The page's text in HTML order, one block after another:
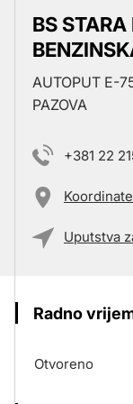
BS
AUTOPUT E-
PAZOVA
+381 22
Uputstva
Radno
Otvoreno